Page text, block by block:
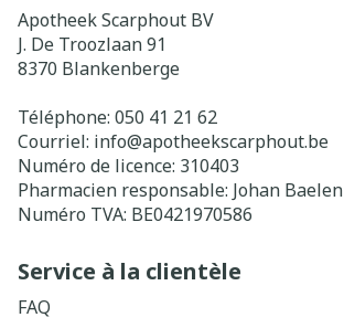
Apotheek Scarphout BV
J. De Troozlaan 91
8370 Blankenberge
Téléphone: 050 41 21 62
Courriel: info@apotheekscarphout.be
Numéro de licence: 310403
Pharmacien responsable: Johan Baelen
Numéro TVA: BE0421970586
Service à la clientèle
FAQ